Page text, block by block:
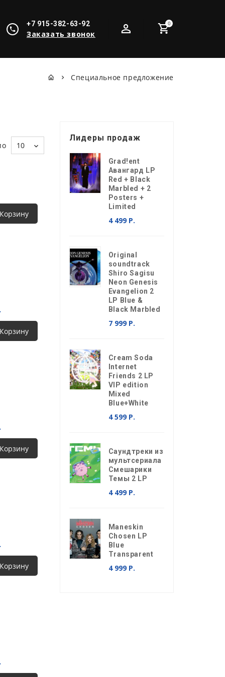
0
+7 915-382-63-92
Заказать звонок
Специальное предложение
10
Лидеры продаж
Grad!ent
Авангард LP
Red + Black
Marbled + 2
Posters +
Limited
4 499 Р.
Original
soundtrack
Shiro Sagisu
Neon Genesis
Evangelion 2
LP Blue &
Black Marbled
7 999 Р.
Cream Soda
Internet
Friends 2 LP
VIP edition
Mixed
Blue+White
4 599 Р.
Саундтреки из
мультсериала
Смешарики
Темы 2 LP
4 499 Р.
Maneskin
Chosen LP
Blue
Transparent
4 999 Р.